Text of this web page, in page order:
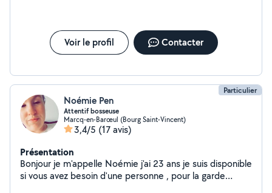
Voir le profil Contacter
Particulier
Noémie Pen
Attentif bosseuse
Marcq-en-Barœul (Bourg Saint-Vincent)
3,4/5 (17 avis)
Présentation
Bonjour je m'appelle Noémie j'ai 23 ans je suis disponible
si vous avez besoin d'une personne , pour la garde